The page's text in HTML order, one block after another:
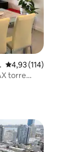
4,93 de uma avaliação
4,93 (114)
torre
hóspedes